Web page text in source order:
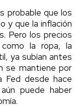
probable que los
y que la inflación
Pero los precios
la ropa, la
ya subían antes
se mantiene por
Fed desde hace
puede haber